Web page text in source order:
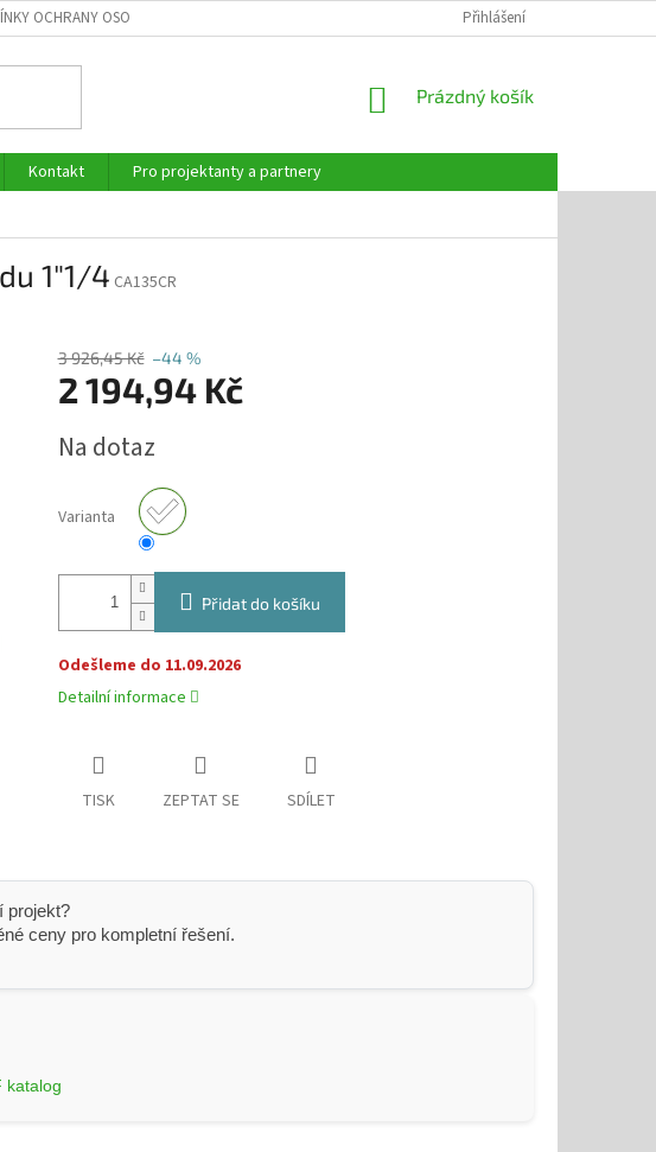
OCHRANY OSOBNÍCH ÚDAJŮ Přihlášení
NÁKUPNÍ
Prázdný košík
Kontakt
Pro projektanty a partnery
1"1/4 CA135CR
3 926,45 Kč –44 %
2 194,94 Kč
cena:
Na dotaz
Varianta
Přidat do košíku
Odešleme do 11.09.2026
Detailní informace
TISK ZEPTAT SE SDÍLET
projekt?
ceny pro kompletní řešení.
katalog